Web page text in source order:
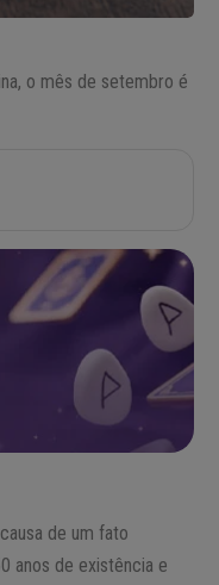
o mês de setembro é
de um fato
anos de existência e